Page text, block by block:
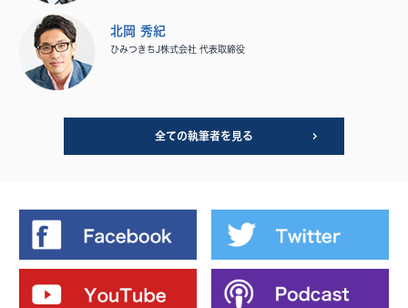
北岡 秀紀
ひみつきちJ株式会社 代表取締役
全ての執筆者を見る